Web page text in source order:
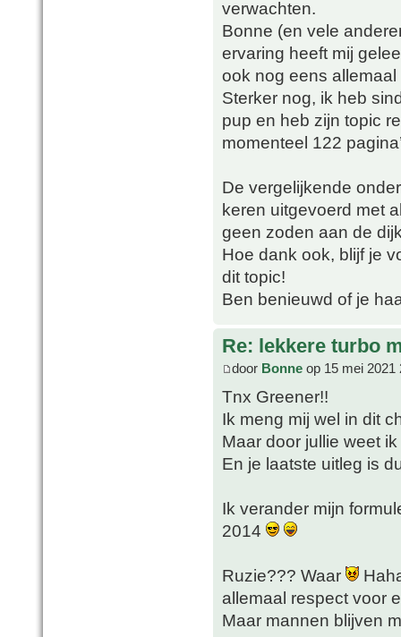
verwachten.
Bonne (en vele
ervaring heeft mij
ook nog eens
Sterker nog, ik heb
pup en heb zijn topic
momenteel 122
De vergelijkende
keren uitgevoerd met
geen zoden aan de
Hoe dank ook, blijf je
dit topic!
Ben benieuwd of je
Re: lekkere turbo
door Bonne op 15 mei 2021
Tnx Greener!!
Ik meng mij wel in dit
Maar door jullie weet
En je laatste uitleg is
Ik verander mijn
2014
Ruzie??? Waar
allemaal respect voor
Maar mannen blijven